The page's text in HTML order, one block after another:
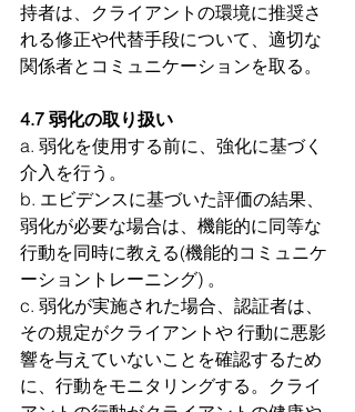
持者は、クライアントの環境に推奨さ
れる修正や代替手段について、適切な
関係者とコミュニケーションを取る。
4.7 弱化の取り扱い
a. 弱化を使用する前に、強化に基づく
介入を行う。
b. エビデンスに基づいた評価の結果、
弱化が必要な場合は、機能的に同等な
行動を同時に教える(機能的コミュニケ
ーショントレーニング) 。
c. 弱化が実施された場合、認証者は、
その規定がクライアントや 行動に悪影
響を与えていないことを確認するため
に、行動をモニタリングする。クライ